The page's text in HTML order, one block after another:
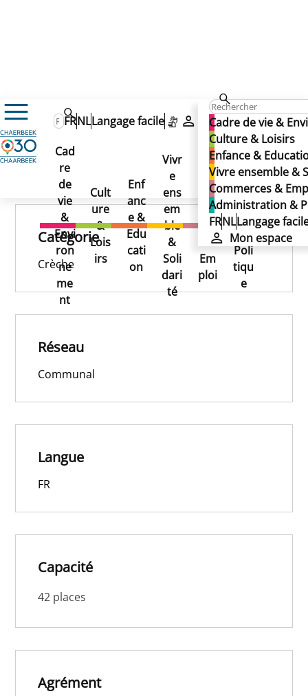
Cadre de vie &
Culture & Loisirs
Enfance &
Vivre ensemble &
Commerces &
Administration &
FRNLLangage
Mon espace
FRNLLangage facile
Mon espace
Cad
re
de
vie
&
Envi
ron
ne
me
nt
Cult
ure
&
Lois
irs
Enf
anc
e &
Edu
cati
on
Vivr
e
ens
em
ble
&
Soli
dari
té
Co
mm
erc
es
&
Em
ploi
Ad
min
istr
atio
n &
Poli
tiqu
e
Antares
Antares
Antares
Publié le 25/11/2024
Catégorie
Crèche
Réseau
Communal
Langue
FR
Capacité
42 places
Agrément